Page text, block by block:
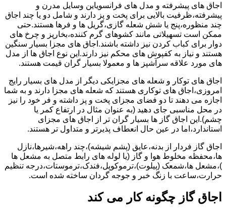
اجاق های پیشرفته و مدل های فرانسویاین وسایل مدرن و
پیشرفته،ظرفیت بالایی برای پخت و پز دارند و شامل دو یا چند اجاق
چند منظوره،پنج یا شش شعله گازی،گریل ها و فرها هستند.حتی
ممکن است تسهیلاتی مانند کشوهای گرم کننده،بخارپز و چرخ های
دوار برای کباب کردن نیز داشته باشند.اجاق های مجزا بسیار سنگین
هستند و نیاز به کفپوش های محکم نیز دارند.این نوع اجاق ها از مدل
های مورد علاقه سرآشپز ها و معمولا بسیار گران قیمت هستند.
اجاق های توکار و شعله های مجزایکی دیگر از مدل های بسیار رایج
امروزی،اجاق های توکاری هستند که شعله های مجزا دارند و به شما
اجازه می دهند تا دو فضای مجزای پخت و پز داشته و فر خود را نیز
در محل مناسبی جای دهید (به عنوان مثال در ارتفاع کمر یا
چشم).این اجاق گاز ها بسیار گران تر از اجاق های مجزای
استاندارد،اما در عین حال انعطاف پذیرتر و متداول تر هستند.
اجاق گاز فردار از بدنه،عایق (پشم شیشه)،چند راهه،شیرها،نازل
ها،محفظه مخلوط هوا و گاز (یا لوله های رابط متصل به مشعل ها
)،مشعل ها،شمعک (پیلوت)،ترموکوپل،فندک،ترموستات،درجه تنظیم
حرارت،ساعت با زنگ خبر و جوجه گردان ساخته شده است.
اجاق گاز چگونه کار می کند